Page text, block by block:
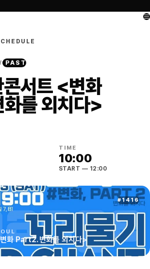
PAST
서트 <변화
를 외치다>
TIME
10:00
START — 12:00
#1416
화 Part2. 변화를 외치다>